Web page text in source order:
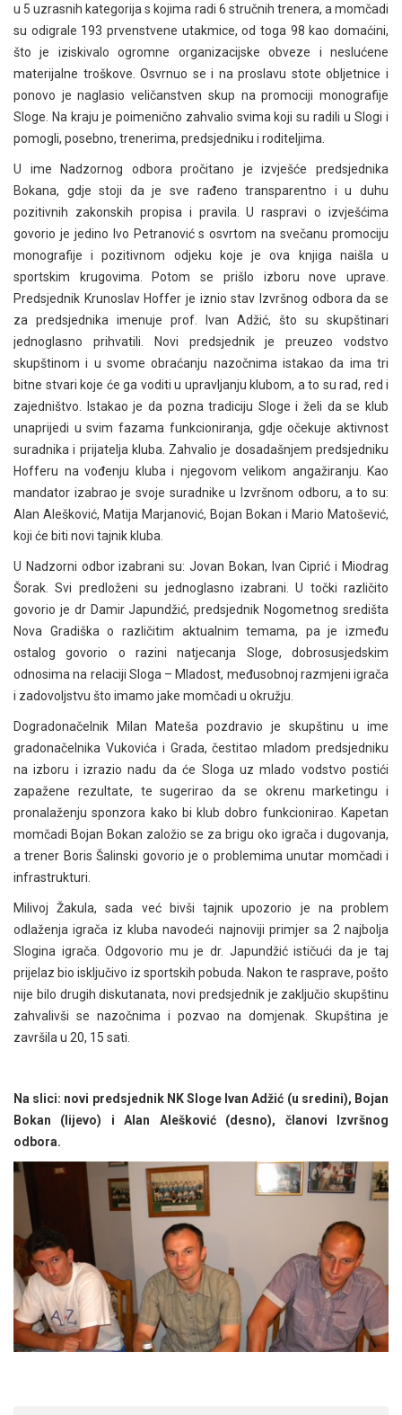
u 5 uzrasnih kategorija s kojima radi 6 stručnih trenera, a momčadi
su odigrale 193 prvenstvene utakmice, od toga 98 kao domaćini,
što je iziskivalo ogromne organizacijske obveze i neslućene
materijalne troškove. Osvrnuo se i na proslavu stote obljetnice i
ponovo je naglasio veličanstven skup na promociji monografije
Sloge. Na kraju je poimenično zahvalio svima koji su radili u Slogi i
pomogli, posebno, trenerima, predsjedniku i roditeljima.
U ime Nadzornog odbora pročitano je izvješće predsjednika
Bokana, gdje stoji da je sve rađeno transparentno i u duhu
pozitivnih zakonskih propisa i pravila. U raspravi o izvješćima
govorio je jedino Ivo Petranović s osvrtom na svečanu promociju
monografije i pozitivnom odjeku koje je ova knjiga naišla u
sportskim krugovima. Potom se prišlo izboru nove uprave.
Predsjednik Krunoslav Hoffer je iznio stav Izvršnog odbora da se
za predsjednika imenuje prof. Ivan Adžić, što su skupštinari
jednoglasno prihvatili. Novi predsjednik je preuzeo vodstvo
skupštinom i u svome obraćanju nazočnima istakao da ima tri
bitne stvari koje će ga voditi u upravljanju klubom, a to su rad, red i
zajedništvo. Istakao je da pozna tradiciju Sloge i želi da se klub
unaprijedi u svim fazama funkcioniranja, gdje očekuje aktivnost
suradnika i prijatelja kluba. Zahvalio je dosadašnjem predsjedniku
Hofferu na vođenju kluba i njegovom velikom angažiranju. Kao
mandator izabrao je svoje suradnike u Izvršnom odboru, a to su:
Alan Alešković, Matija Marjanović, Bojan Bokan i Mario Matošević,
koji će biti novi tajnik kluba.
U Nadzorni odbor izabrani su: Jovan Bokan, Ivan Ciprić i Miodrag
Šorak. Svi predloženi su jednoglasno izabrani. U točki različito
govorio je dr Damir Japundžić, predsjednik Nogometnog središta
Nova Gradiška o različitim aktualnim temama, pa je između
ostalog govorio o razini natjecanja Sloge, dobrosusjedskim
odnosima na relaciji Sloga – Mladost, međusobnoj razmjeni igrača
i zadovoljstvu što imamo jake momčadi u okružju.
Dogradonačelnik Milan Mateša pozdravio je skupštinu u ime
gradonačelnika Vukovića i Grada, čestitao mladom predsjedniku
na izboru i izrazio nadu da će Sloga uz mlado vodstvo postići
zapažene rezultate, te sugerirao da se okrenu marketingu i
pronalaženju sponzora kako bi klub dobro funkcionirao. Kapetan
momčadi Bojan Bokan založio se za brigu oko igrača i dugovanja,
a trener Boris Šalinski govorio je o problemima unutar momčadi i
infrastrukturi.
Milivoj Žakula, sada već bivši tajnik upozorio je na problem
odlaženja igrača iz kluba navodeći najnoviji primjer sa 2 najbolja
Slogina igrača. Odgovorio mu je dr. Japundžić ističući da je taj
prijelaz bio isključivo iz sportskih pobuda. Nakon te rasprave, pošto
nije bilo drugih diskutanata, novi predsjednik je zaključio skupštinu
zahvalivši se nazočnima i pozvao na domjenak. Skupština je
završila u 20, 15 sati.
Na slici: novi predsjednik NK Sloge Ivan Adžić (u sredini), Bojan
Bokan (lijevo) i Alan Alešković (desno), članovi Izvršnog
odbora.